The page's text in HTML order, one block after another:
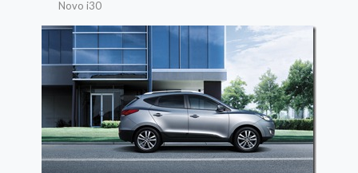
Novo i30